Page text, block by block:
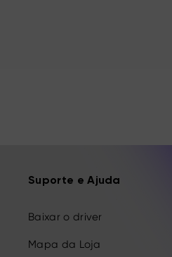
Suporte e Ajuda
Baixar o driver
Mapa da Loja